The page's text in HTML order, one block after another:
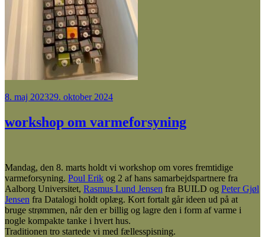
Udgivet
8. maj 202329. oktober 2024
workshop om varmeforsyning
Mandag, den 8. marts holdt vi workshop om vores fremtidige
varmeforsyning. Poul Erik og 2 af hans samarbejdspartnere fra
Aalborg Universitet, Rasmus Lund Jensen fra BUILD og Peter Gjøl
Jensen fra Datalogi holdt oplæg. Kort fortalt går ideen ud på at
bruge strømmen, når den er billig og lagre den i form af varme i
nogle kompakte tanke i hvert hus.
Traditionen tro startede vi med fællesspisning.